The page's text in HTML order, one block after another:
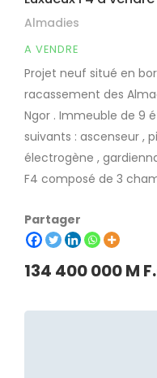
Almadies
A VENDRE
Projet neuf situé en
racassement des
Ngor . Immeuble de 9
suivants : ascenseur ,
électrogène ,
F4 composé de 3
Partager
134 400 000 M